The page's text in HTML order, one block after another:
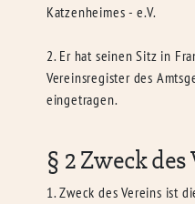
Katzenheimes - e.V.
2. Er hat seinen Sitz in
Vereinsregister des
eingetragen.
§ 2 Zweck des
1. Zweck des Vereins ist